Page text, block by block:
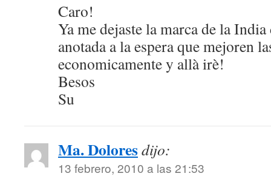
Caro!
Ya me dejaste la marca de la India
anotada a la espera que mejoren
economicamente y allà irè!
Besos
Su
Ma. Doloresdijo:
13 febrero, 2010 a las 21:53